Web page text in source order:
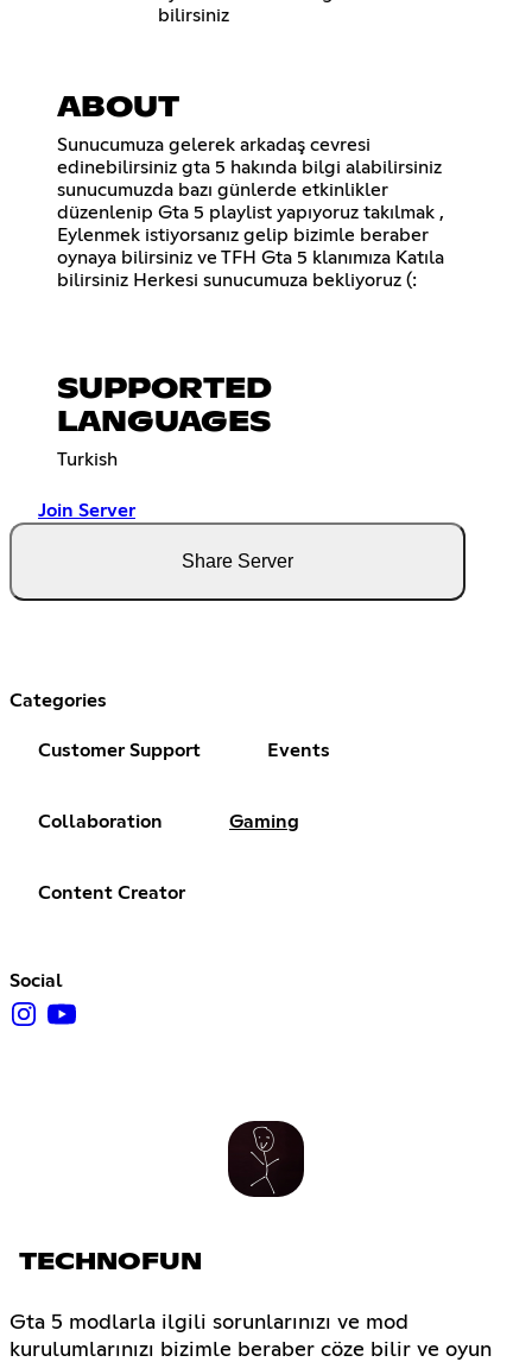
bilirsiniz
ABOUT
Sunucumuza gelerek arkadaş cevresi
edinebilirsiniz gta 5 hakında bilgi alabilirsiniz
sunucumuzda bazı günlerde etkinlikler
düzenlenip Gta 5 playlist yapıyoruz takılmak ,
Eylenmek istiyorsanız gelip bizimle beraber
oynaya bilirsiniz ve TFH Gta 5 klanımıza Katıla
bilirsiniz Herkesi sunucumuza bekliyoruz (:
SUPPORTED
LANGUAGES
Turkish
Join Server
Share Server
Categories
Customer Support Events
Collaboration Gaming
Content Creator
Social
TECHNOFUN
Gta 5 modlarla ilgili sorunlarınızı ve mod
kurulumlarınızı bizimle beraber cöze bilir ve oyun